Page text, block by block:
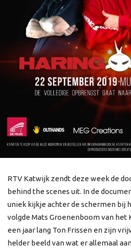
RTV Katwijk zendt deze week de
behind the scenes uit. In de
uniek kijkje achter de schermen bij
volgde Mats Groenenboom van het
een jaar lang Ton Frissen en zijn
helder beeld van wat er allemaal